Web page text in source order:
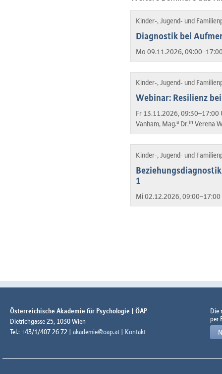
Kinder-, Jugend- und
Diagnostik bei
Mo 09.11.2026,
Kinder-, Jugend- und
Webinar: Resilienz
Fr 13.11.2026, 09:30–17:00
Vanham, Mag.aDr.in Verena
Kinder-, Jugend- und
1
Mi 02.12.2026,
Österreichische Akademie für Psychologie | ÖAP
Dietrichgasse 25, 1030 Wien
Tel.: +43/1/407 26 72 | akademie@oap.at | Kontakt
Die
per